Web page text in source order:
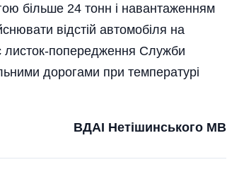
більше 24 тонн і навантаженням
відстій автомобіля на
листок-попередження Служби
дорогами при температурі
ВДАІ Нетішинського МВ